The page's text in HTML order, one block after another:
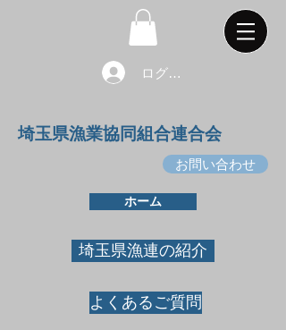
ログイン
埼玉県漁業協同組合連合会
お問い合わせ
ホーム
埼玉県漁連の紹介
よくあるご質問